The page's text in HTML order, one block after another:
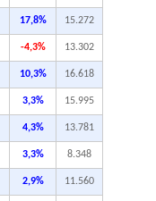
17,8% 15.272
-4,3% 13.302
10,3% 16.618
3,3% 15.995
4,3% 13.781
3,3% 8.348
2,9% 11.560